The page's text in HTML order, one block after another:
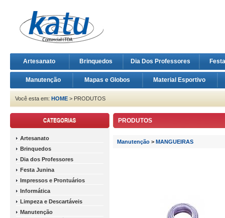
Artesanato Brinquedos Dia Dos Professores
Manutenção Mapas e Globos Material Esportivo
Você esta em: HOME > PRODUTOS
Artesanato
Brinquedos
Dia dos Professores
Festa Junina
Impressos e Prontuários
Informática
Limpeza e Descartáveis
Manutenção
PRODUTOS
Manutenção > MANGUEIRAS